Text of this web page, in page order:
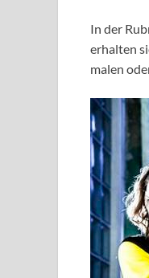
In der
erhalten
malen